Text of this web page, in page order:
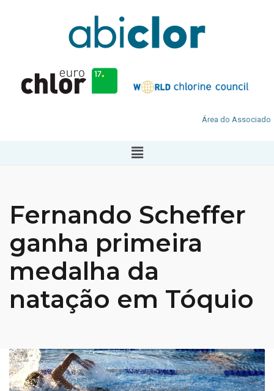
Área do Associado
Fernando Scheffer
ganha primeira
medalha da
natação em Tóquio